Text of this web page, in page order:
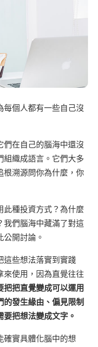
每個人都有一些自己沒
們在自己的腦海中還沒
組織成語言。它們大多
根溯源問你為什麼，你
此種投資方式？為什麼
我們腦海中藏滿了對這
開討論。
這些想法落實到實踐
來使用，因為直覺往往
把把直覺變成可以運用
發生緣由、偏見限制
把想法變成文字。
確實具體化腦中的想